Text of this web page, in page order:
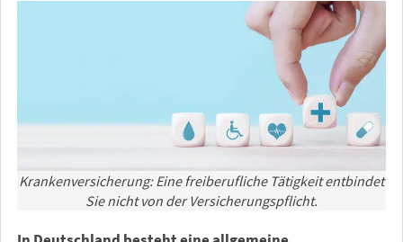
Krankenversicherung: Eine freiberufliche Tätigkeit entbindet
Sie nicht von der Versicherungspflicht.